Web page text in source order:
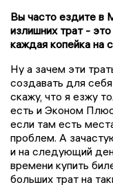
Вы часто ездите в
излишних трат -
каждая копейка на
Ну а зачем эти
создавать для
скажу, что я езжу
есть и Эконом
если там есть
проблем. А
и на следующий
времени купить
больших трат на